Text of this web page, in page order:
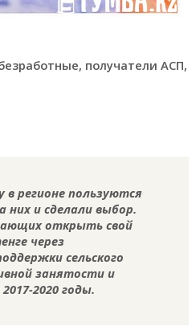
получатели АСП,
регионе пользуются
и сделали выбор.
открыть свой
через
сельского
занятости и
2020 годы.